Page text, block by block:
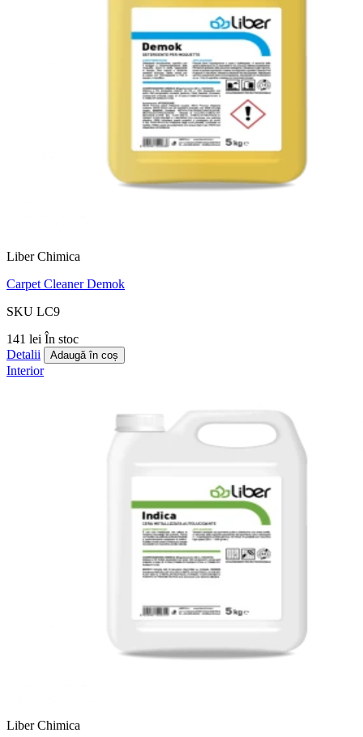
Liber Chimica
Carpet Cleaner Demok
SKU LC9
141 lei În stoc
Detalii
Adaugă în coș
Interior
Liber Chimica